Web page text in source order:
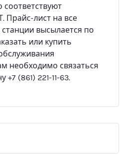
Прайс-лист на все
высылается по
или купить
необходимо связаться
(861) 221-11-63.